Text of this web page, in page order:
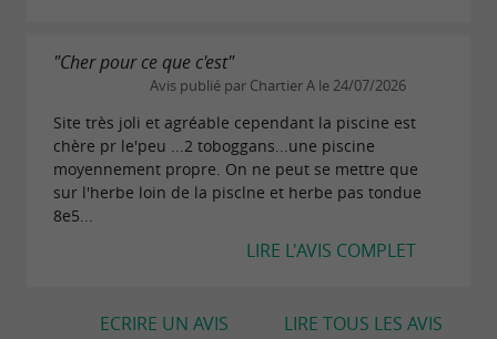
"Cher pour ce que c'est"
Avis publié par Chartier A le 24/07/2026
Site très joli et agréable cependant la piscine est
chère pr le'peu ...2 toboggans...une piscine
moyennement propre. On ne peut se mettre que
sur l'herbe loin de la pisclne et herbe pas tondue
8e5...
LIRE L'AVIS COMPLET
LIRE TOUS LES AVIS
ECRIRE UN AVIS